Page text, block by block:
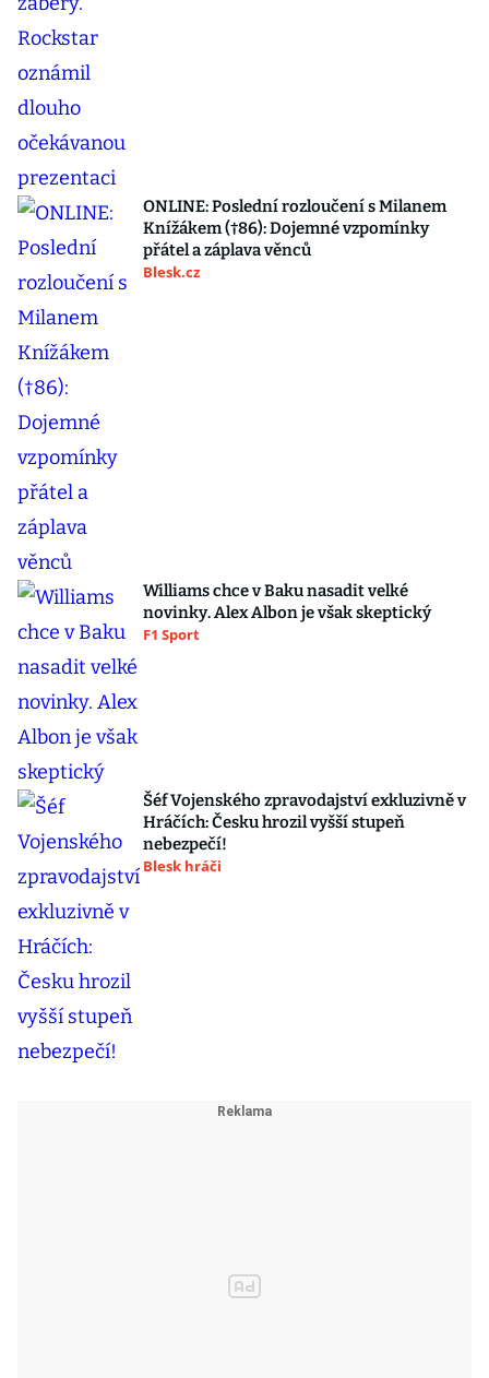
ONLINE: Poslední rozloučení s Milanem
Knížákem (†86): Dojemné vzpomínky
přátel a záplava věnců
Blesk.cz
Williams chce v Baku nasadit velké
novinky. Alex Albon je však skeptický
F1 Sport
Šéf Vojenského zpravodajství exkluzivně v
Hráčích: Česku hrozil vyšší stupeň
nebezpečí!
Blesk hráči